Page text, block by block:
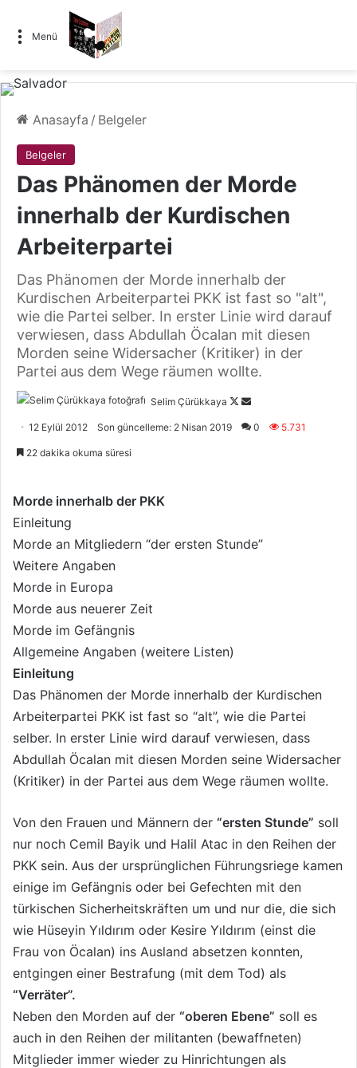
Menü
Anasayfa / Belgeler
Belgeler
Das Phänomen der Morde
innerhalb der Kurdischen
Arbeiterpartei
Das Phänomen der Morde innerhalb der
Kurdischen Arbeiterpartei PKK ist fast so "alt",
wie die Partei selber. In erster Linie wird darauf
verwiesen, dass Abdullah Öcalan mit diesen
Morden seine Widersacher (Kritiker) in der
Partei aus dem Wege räumen wollte.
Selim Çürükkaya
F
o
k
12 Eylül 2012 Son güncelleme: 2 Nisan 2019 0 5.731
22 dakika okuma süresi
Morde innerhalb der PKK
Einleitung
Morde an Mitgliedern “der ersten Stunde”
Weitere Angaben
Morde in Europa
Morde aus neuerer Zeit
Morde im Gefängnis
Allgemeine Angaben (weitere Listen)
Einleitung
Das Phänomen der Morde innerhalb der Kurdischen
Arbeiterpartei PKK ist fast so “alt”, wie die Partei
selber. In erster Linie wird darauf verwiesen, dass
Abdullah Öcalan mit diesen Morden seine Widersacher
(Kritiker) in der Partei aus dem Wege räumen wollte.
Von den Frauen und Männern der “ersten Stunde” soll
nur noch Cemil Bayik und Halil Atac in den Reihen der
PKK sein. Aus der ursprünglichen Führungsriege kamen
einige im Gefängnis oder bei Gefechten mit den
türkischen Sicherheitskräften um und nur die, die sich
wie Hüseyin Yıldırım oder Kesire Yıldırım (einst die
Frau von Öcalan) ins Ausland absetzen konnten,
entgingen einer Bestrafung (mit dem Tod) als
“Verräter”.
Neben den Morden auf der “oberen Ebene” soll es
auch in den Reihen der militanten (bewaffneten)
Mitglieder immer wieder zu Hinrichtungen als